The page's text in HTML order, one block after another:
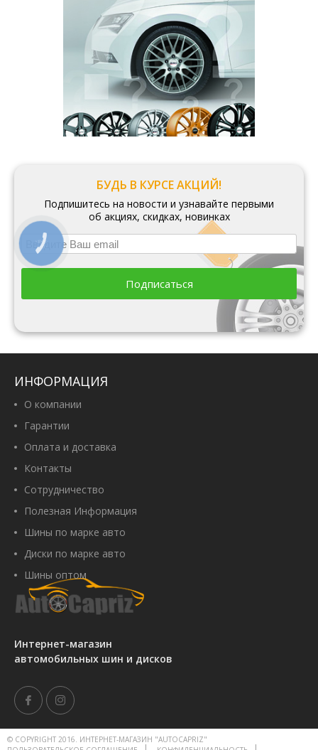
БУДЬ В КУРСЕ АКЦИЙ!
Подпишитесь на новости и узнавайте первыми
об акциях, скидках, новинках
Подписаться
Интернет-магазин
автомобильных шин и дисков
ИНФОРМАЦИЯ
О компании
Гарантии
Оплата и доставка
Контакты
Сотрудничество
Полезная Информация
Шины по марке авто
Диски по марке авто
Шины оптом
© COPYRIGHT 2016. ИНТЕРНЕТ-МАГАЗИН "AUTOCAPRIZ"